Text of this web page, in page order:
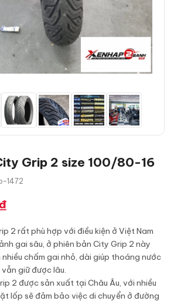
Grip 2 size 100/80-16
1472
2 rất phù hợp với điều kiện ở Việt Nam
gai sâu, ở phiên bản City Grip 2 này
chấm gai nhỏ, dài giúp thoáng nước
giữ được lâu.
2 được sản xuất tại Châu Âu, với nhiều
lốp sẽ đảm bảo việc di chuyển ở đường